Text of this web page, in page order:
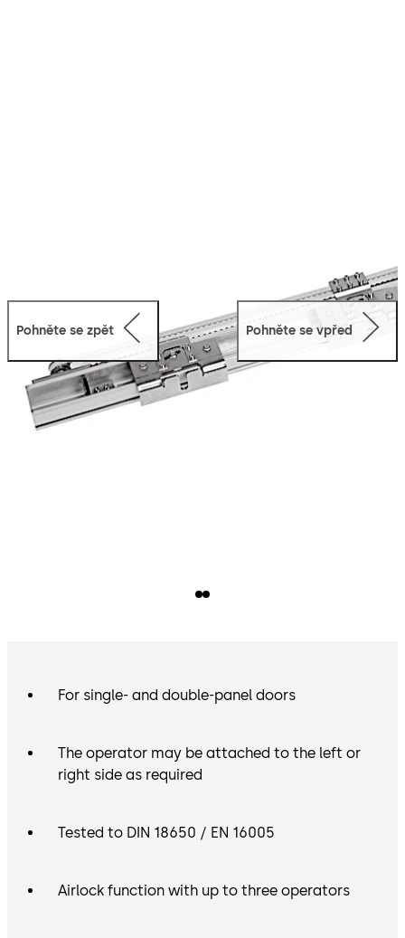
Pohněte se zpět Pohněte se vpřed
For single- and double-panel doors
The operator may be attached to the left or
right side as required
Tested to DIN 18650 / EN 16005
Airlock function with up to three operators